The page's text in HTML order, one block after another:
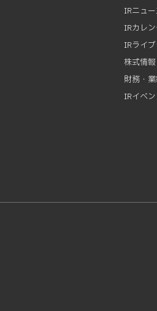
IRニュー
IRカレ
IRライブ
株式情報
財務・
IRイベン